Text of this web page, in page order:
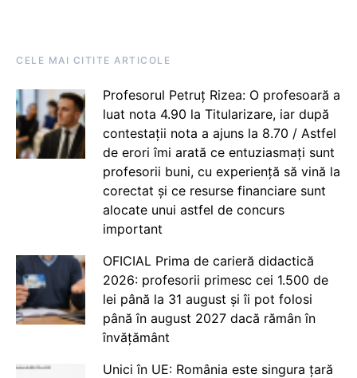
CELE MAI CITITE ARTICOLE
Profesorul Petruț Rizea: O profesoară a
luat nota 4.90 la Titularizare, iar după
contestații nota a ajuns la 8.70 / Astfel
de erori îmi arată ce entuziasmați sunt
profesorii buni, cu experiență să vină la
corectat și ce resurse financiare sunt
alocate unui astfel de concurs
important
OFICIAL Prima de carieră didactică
2026: profesorii primesc cei 1.500 de
lei până la 31 august și îi pot folosi
până în august 2027 dacă rămân în
învățământ
Unici în UE: România este singura țară